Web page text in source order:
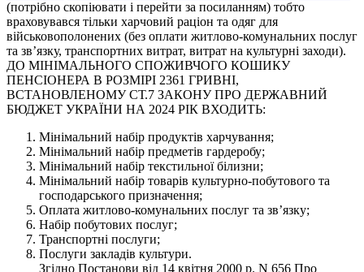
(потрібно скопіювати і перейти за посиланням) тобто
враховувався тільки харчовий раціон та одяг для
військовополонених (без оплати житлово-комунальних послуг
та зв’язку, транспортних витрат, витрат на культурні заходи).
ДО МІНІМАЛЬНОГО СПОЖИВЧОГО КОШИКУ
ПЕНСІОНЕРА В РОЗМІРІ 2361 ГРИВНІ,
ВСТАНОВЛЕНОМУ СТ.7 ЗАКОНУ ПРО ДЕРЖАВНИЙ
БЮДЖЕТ УКРАЇНИ НА 2024 РІК ВХОДИТЬ:
Мінімальний набір продуктів харчування;
Мінімальний набір предметів гардеробу;
Мінімальний набір текстильної білизни;
Мінімальний набір товарів культурно-побутового та
господарського призначення;
Оплата житлово-комунальних послуг та зв’язку;
Набір побутових послуг;
Транспортні послуги;
Послуги закладів культури.
Згідно Постанови від 14 квітня 2000 р. N 656 Про